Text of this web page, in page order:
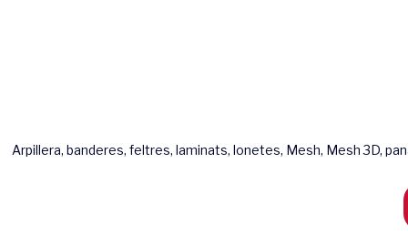
Arpillera, banderes, feltres, laminats, lonetes, Mesh, Mesh 3D,